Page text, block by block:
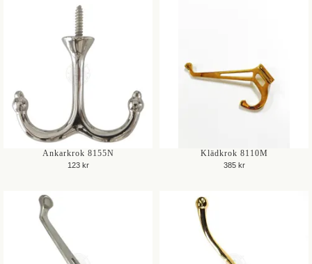
Ankarkrok 8155N
123 kr
Klädkrok 8110M
385 kr